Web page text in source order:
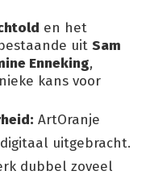
en het
uit Sam
Enneking,
kans voor
ArtOranje
uitgebracht.
dubbel zoveel